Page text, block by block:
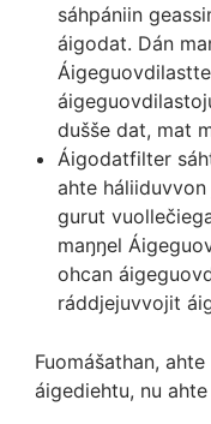
sáhpániin
áigodat. Dán
dušše dat, mat
Áigodatfilter
ahte
gurut
maŋŋel
ohcan
ráddjejuvvojit
Fuomášathan,
áigediehtu, nu